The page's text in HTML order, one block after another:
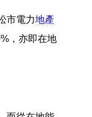
市電力地產
，亦即在地